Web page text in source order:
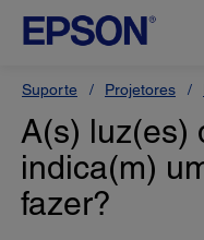
Suporte Projetores
A(s) luz(es)
indica(m)
fazer?